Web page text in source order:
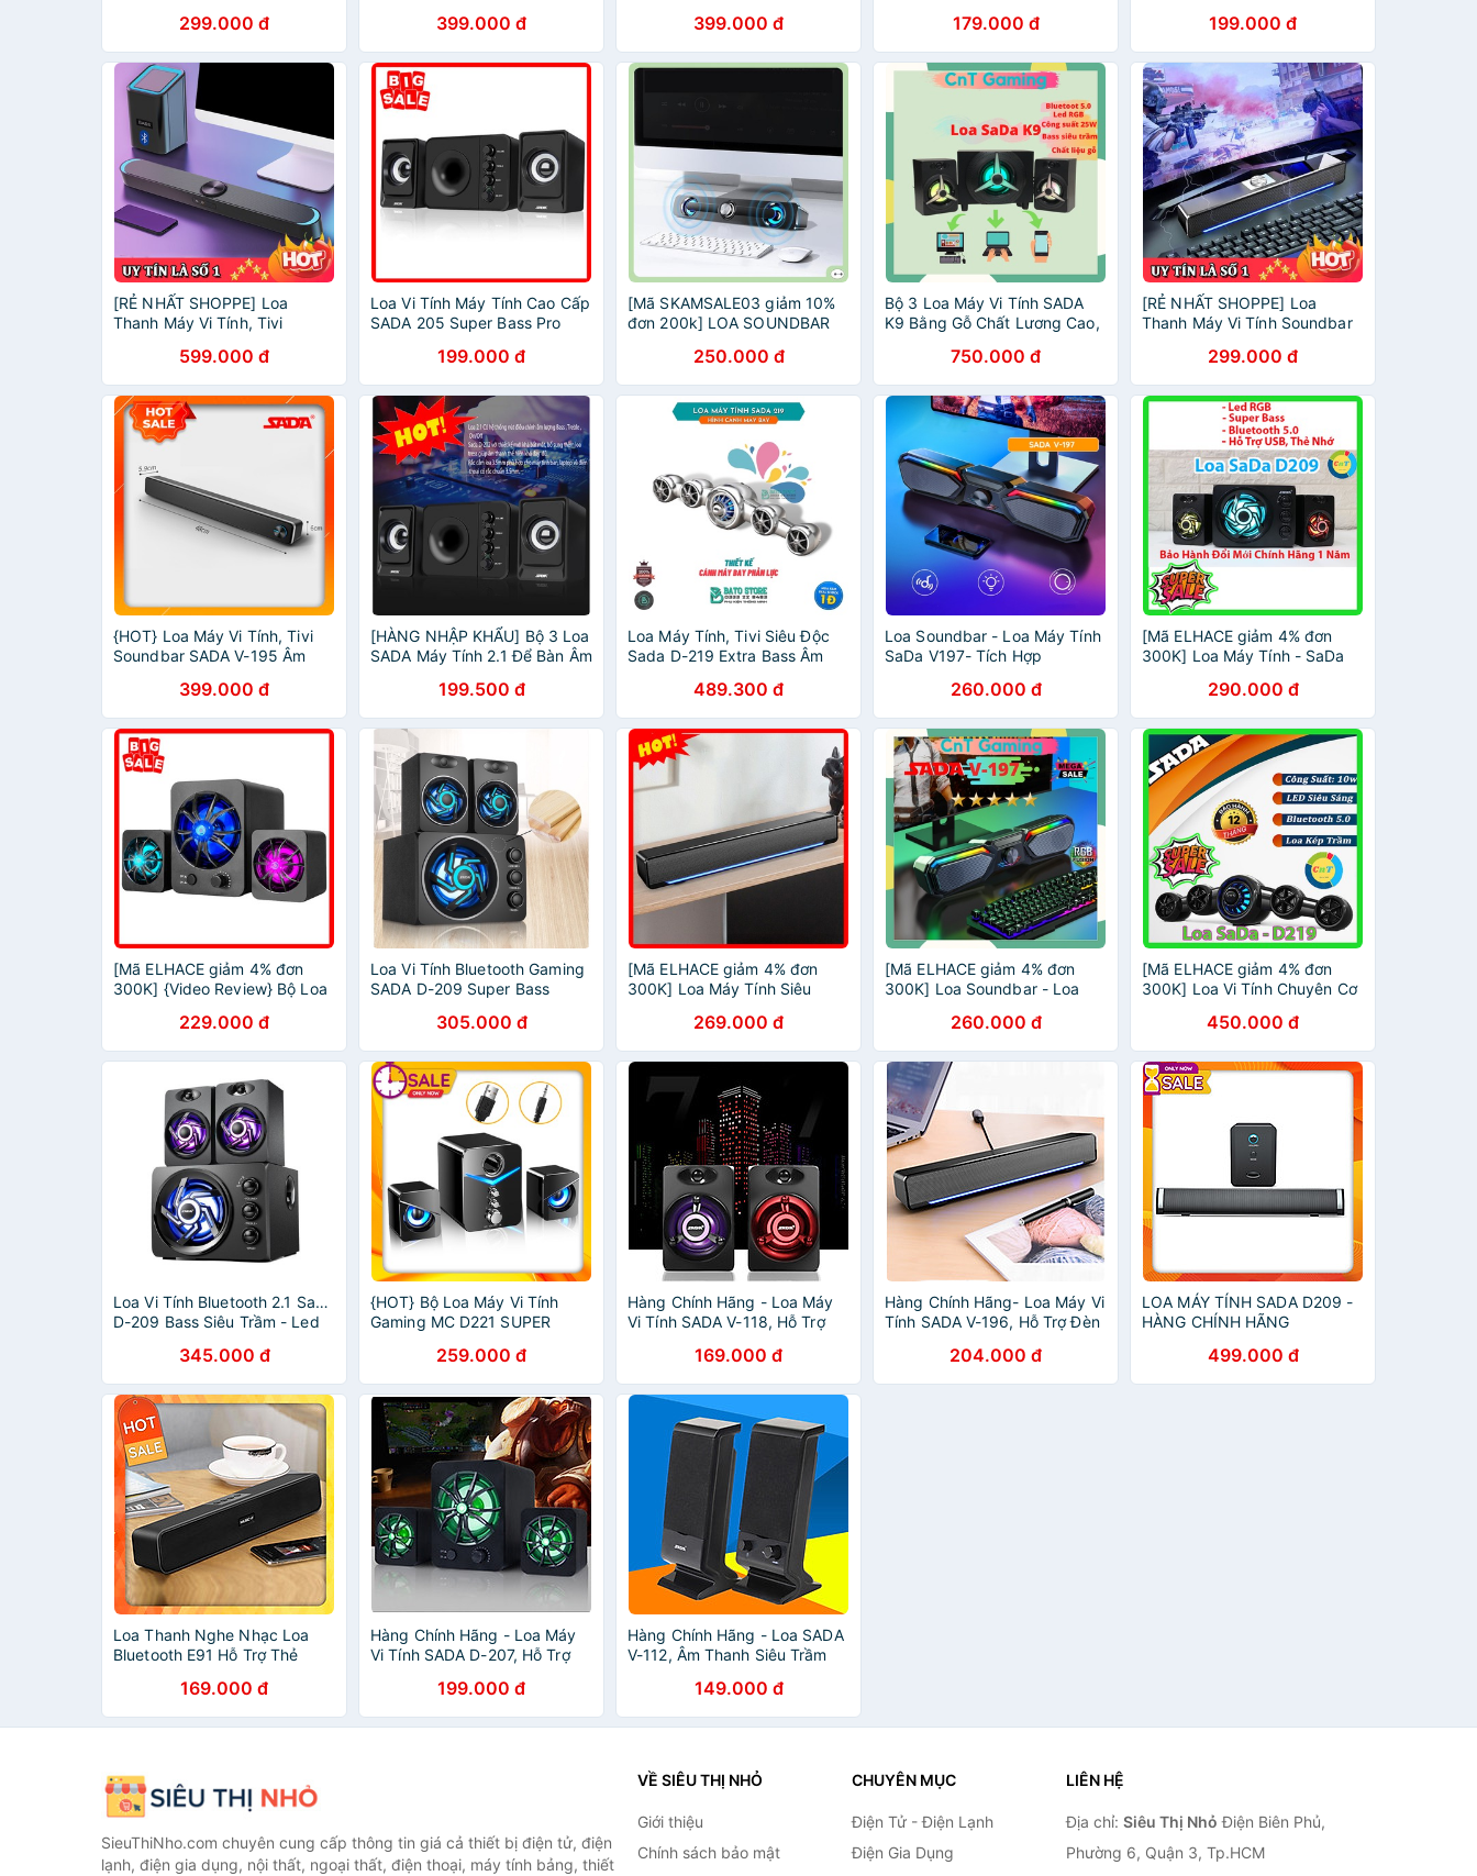
SADA V196, Thiết Kế Hiện Đại
- Âm Thanh Siêu Trầm
299.000 đ
Âm Thanh Cực Nét
399.000 đ
Có Đèn Led Cao Cấp
399.000 đ 179.000 đ 199.000 đ
[RẺ NHẤT SHOPPE] Loa
Thanh Máy Vi Tính, Tivi
Hỗ Trợ Bluetooth 5.0, Âm
Thanh Siêu Trầm
599.000 đ
Loa Vi Tính Máy Tính Cao Cấp
SADA 205 Super Bass Pro
Âm Thanh Siêu Hay
199.000 đ
[Mã SKAMSALE03 giảm 10%
đơn 200k] LOA SOUNDBAR
THANH SỐNG ĐỘNG
250.000 đ
Bộ 3 Loa Máy Vi Tính SADA
K9 Bằng Gỗ Chất Lương Cao,
Thanh Siêu Trầm, Công Suất
Lớn
750.000 đ
[RẺ NHẤT SHOPPE] Loa
Thanh Máy Vi Tính Soundbar
Mới Nhất Của SADA V196, Âm
Thanh Siêu Trầm
299.000 đ
{HOT} Loa Máy Vi Tính, Tivi
Soundbar SADA V-195 Âm
Thanh Siêu Trầm Sống Động
399.000 đ
[HÀNG NHẬP KHẨU] Bộ 3 Loa
SADA Máy Tính 2.1 Để Bàn Âm
Ngẫu Nhiên)199.500 đ
Loa Máy Tính, Tivi Siêu Độc
Sada D-219 Extra Bass Âm
Super Bass Phiên Bản 2020
489.300 đ
Loa Soundbar - Loa Máy Tính
SaDa V197- Tích Hợp
Đổi Màu Siêu Ngầu
260.000 đ
[Mã ELHACE giảm 4% đơn
300K] Loa Máy Tính - SaDa
Trong Tầm giá290.000 đ
[Mã ELHACE giảm 4% đơn
300K] {Video Review} Bộ Loa
Âm Thanh Trầm Hỗ Trợ
Bluetooth, Jack 3.5
229.000 đ
Loa Vi Tính Bluetooth Gaming
SADA D-209 Super Bass
2GOOD Dùng Cho Máy Tính
PC Laptop Điện Thoại
305.000 đ
[Mã ELHACE giảm 4% đơn
300K] Loa Máy Tính Siêu
Led Cao Cấp269.000 đ
[Mã ELHACE giảm 4% đơn
300K] Loa Soundbar - Loa
RGB Đổi Màu Siêu Ngầu
260.000 đ
[Mã ELHACE giảm 4% đơn
300K] Loa Vi Tính Chuyên Cơ
Thiết Kế Của Tương Lai
450.000 đ
Loa Vi Tính Bluetooth 2.1 SaDa
D-209 Bass Siêu Trầm - Led
345.000 đ
{HOT} Bộ Loa Máy Vi Tính
Gaming MC D221 SUPER
Loa Máy Tính Cao Cấp Cho
Laptop, PC, Điện Thoại
259.000 đ
Hàng Chính Hãng - Loa Máy
Vi Tính SADA V-118, Hỗ Trợ
169.000 đ
Hàng Chính Hãng- Loa Máy Vi
Tính SADA V-196, Hỗ Trợ Đèn
204.000 đ
LOA MÁY TÍNH SADA D209 -
HÀNG CHÍNH HÃNG
499.000 đ
Loa Thanh Nghe Nhạc Loa
Bluetooth E91 Hỗ Trợ Thẻ
169.000 đ
Hàng Chính Hãng - Loa Máy
Vi Tính SADA D-207, Hỗ Trợ
199.000 đ
Hàng Chính Hãng - Loa SADA
V-112, Âm Thanh Siêu Trầm
149.000 đ
SieuThiNho.com chuyên cung cấp thông tin giá cả thiết bị điện tử, điện
lạnh, điện gia dụng, nội thất, ngoại thất, điện thoại, máy tính bảng, thiết
VỀ SIÊU THỊ NHỎ
Giới thiệu
Chính sách bảo mật
CHUYÊN MỤC
Điện Tử - Điện Lạnh
Điện Gia Dụng
LIÊN HỆ
Địa chỉ: Siêu Thị Nhỏ Điện Biên Phủ,
Phường 6, Quận 3, Tp.HCM